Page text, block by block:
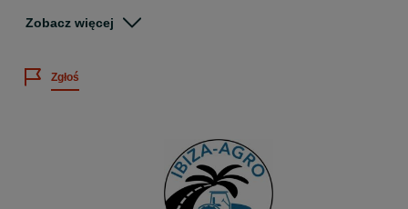
• szerokie i grube widły
Eurotrac, Everun Faucheux, JCB, John Deere, Komatsu, Kramer,
Manitou, Massey Ferguson, Merlo, New Holland, Sigma, Volvo
Możliwość dokupienia również kłów (max. 4 sztuki).
Zobacz więcej
Zgłoś